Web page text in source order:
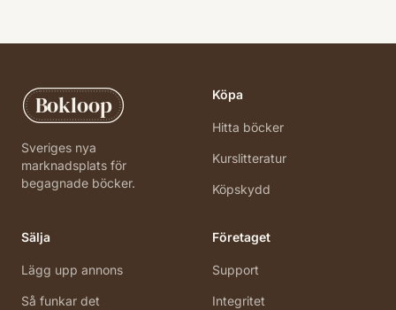
Bokloop
Sveriges nya
marknadsplats för
begagnade böcker.
Köpa
Hitta böcker
Kurslitteratur
Köpskydd
Sälja
Lägg upp annons
Så funkar det
Företaget
Support
Integritet